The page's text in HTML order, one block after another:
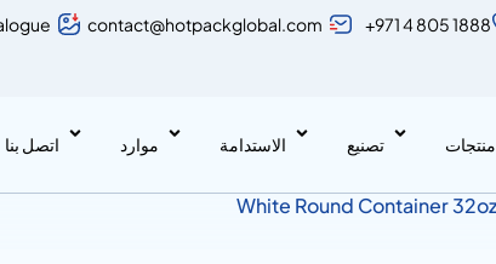
+971 4 805 1888
contact@hotpackglobal.com
منتجات تصنيع الاستدامة موارد اتصل بنا